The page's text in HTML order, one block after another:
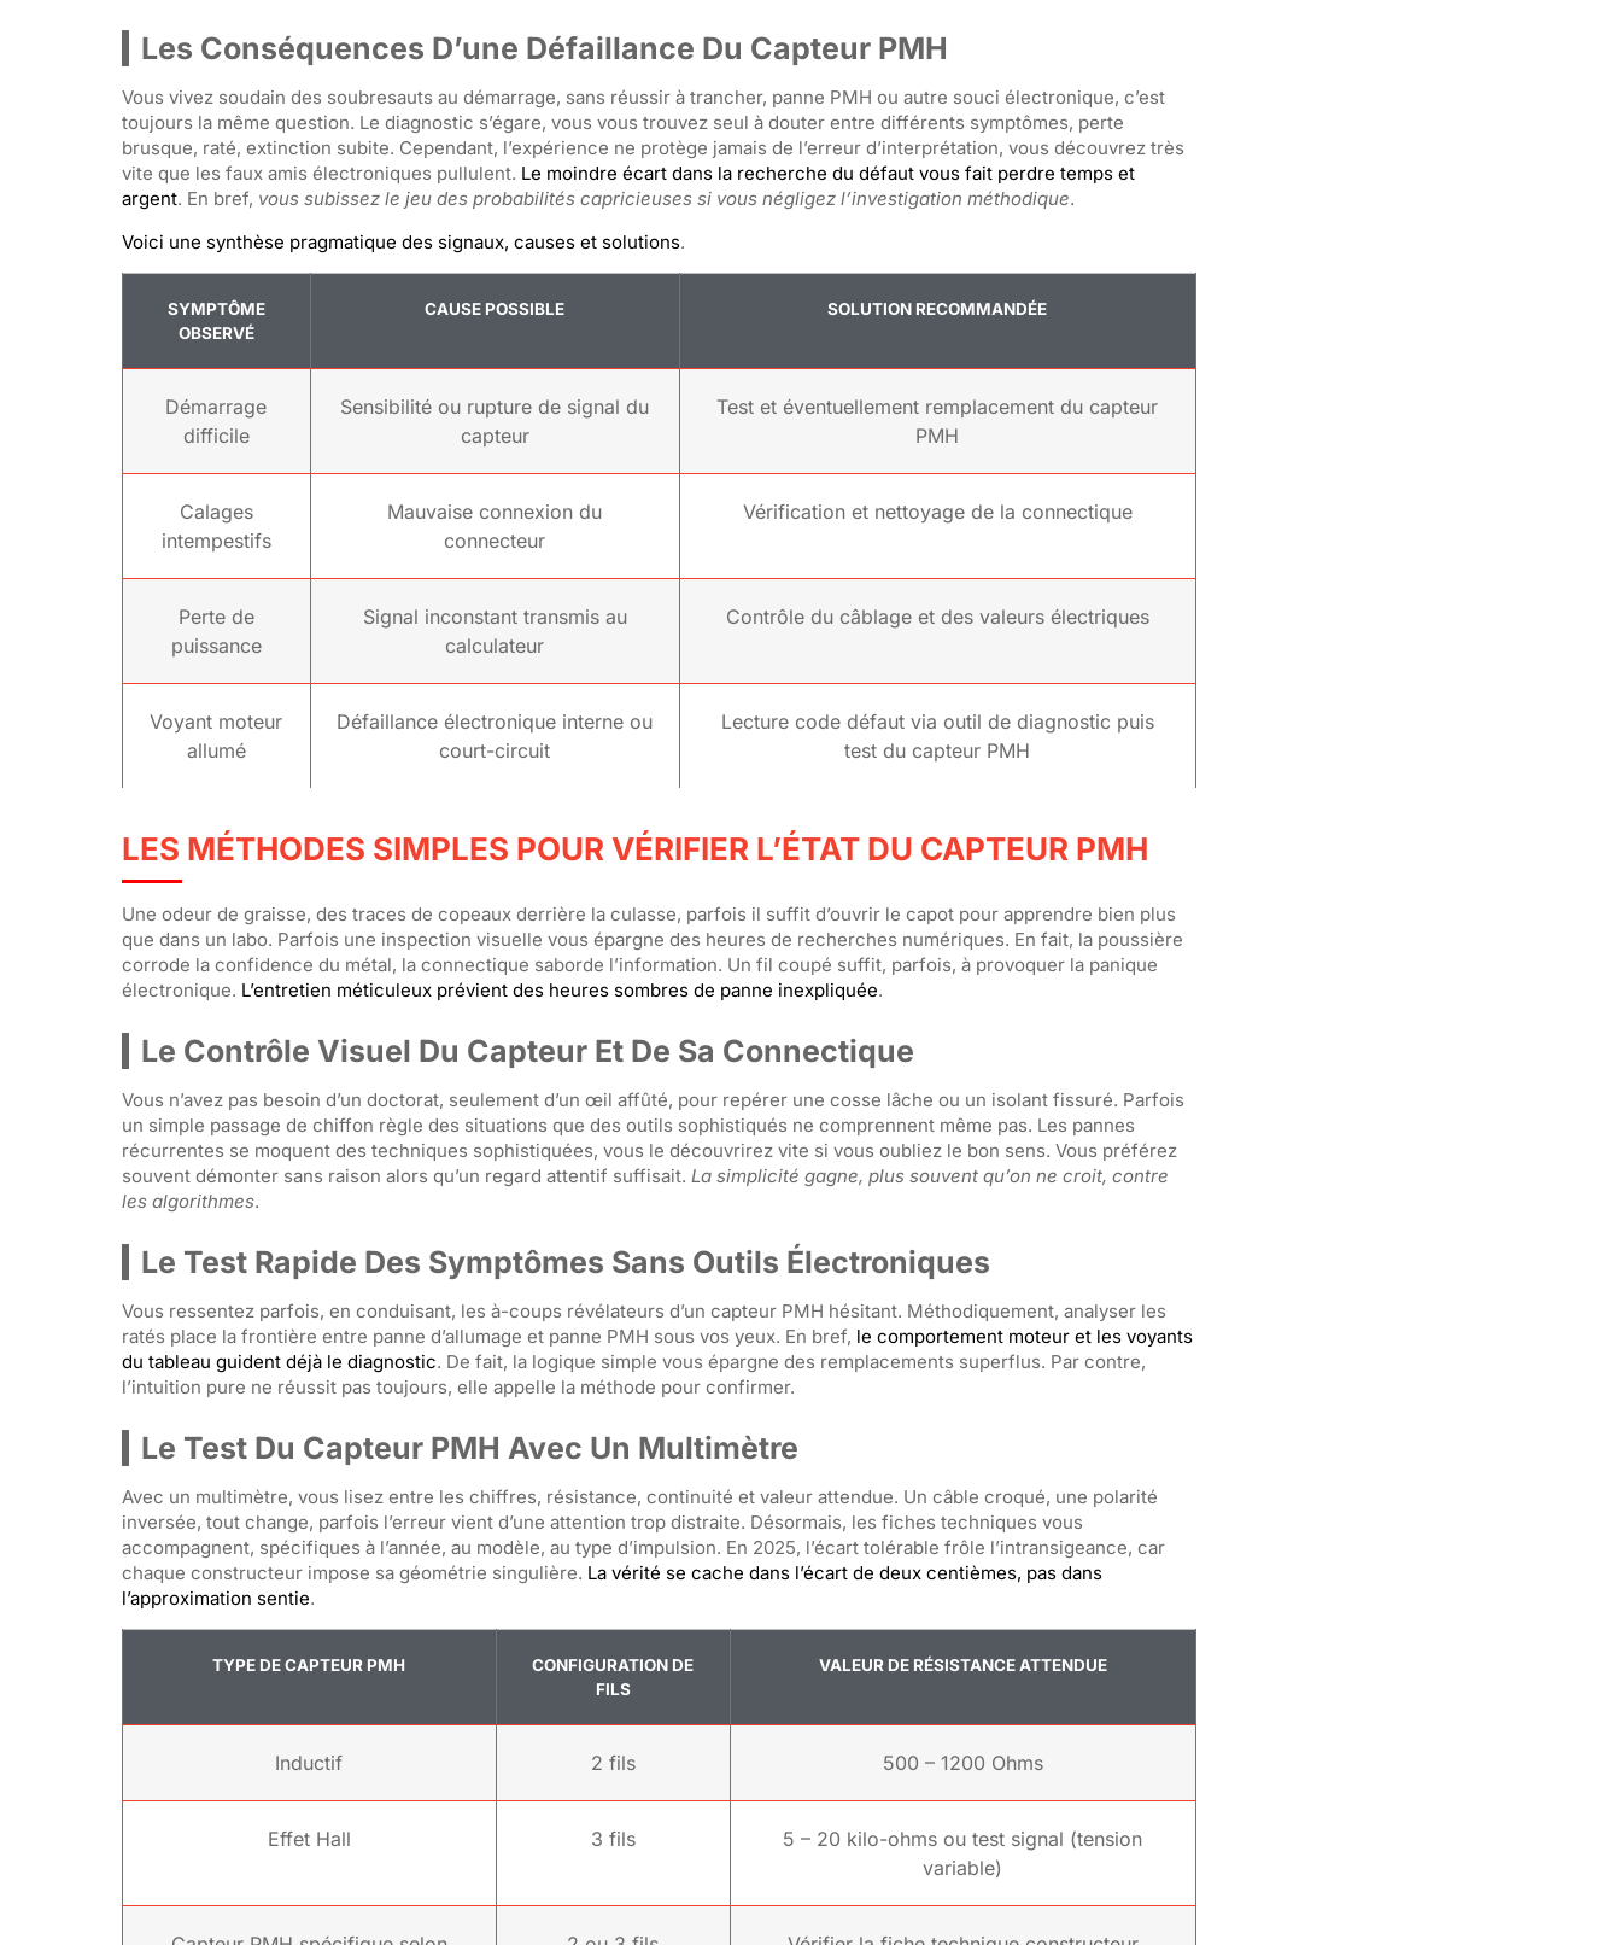
Les Conséquences D’une Défaillance Du Capteur PMH
Vous vivez soudain des soubresauts au démarrage, sans réussir à trancher, panne PMH ou autre souci électronique, c’est
toujours la même question. Le diagnostic s’égare, vous vous trouvez seul à douter entre différents symptômes, perte
brusque, raté, extinction subite. Cependant, l’expérience ne protège jamais de l’erreur d’interprétation, vous découvrez très
vite que les faux amis électroniques pullulent. Le moindre écart dans la recherche du défaut vous fait perdre temps et
argent. En bref, vous subissez le jeu des probabilités capricieuses si vous négligez l’investigation méthodique.
Voici une synthèse pragmatique des signaux, causes et solutions.
SYMPTÔME
OBSERVÉ
CAUSE POSSIBLE SOLUTION RECOMMANDÉE
Démarrage
difficile
Sensibilité ou rupture de signal du
capteur
Test et éventuellement remplacement du capteur
PMH
Calages
intempestifs
Mauvaise connexion du
connecteur
Vérification et nettoyage de la connectique
Perte de
puissance
Signal inconstant transmis au
calculateur
Contrôle du câblage et des valeurs électriques
Voyant moteur
allumé
Défaillance électronique interne ou
court-circuit
Lecture code défaut via outil de diagnostic puis
test du capteur PMH
LES MÉTHODES SIMPLES POUR VÉRIFIER L’ÉTAT DU CAPTEUR PMH
Une odeur de graisse, des traces de copeaux derrière la culasse, parfois il suffit d’ouvrir le capot pour apprendre bien plus
que dans un labo. Parfois une inspection visuelle vous épargne des heures de recherches numériques. En fait, la poussière
corrode la confidence du métal, la connectique saborde l’information. Un fil coupé suffit, parfois, à provoquer la panique
électronique. L’entretien méticuleux prévient des heures sombres de panne inexpliquée.
Le Contrôle Visuel Du Capteur Et De Sa Connectique
Vous n’avez pas besoin d’un doctorat, seulement d’un œil affûté, pour repérer une cosse lâche ou un isolant fissuré. Parfois
un simple passage de chiffon règle des situations que des outils sophistiqués ne comprennent même pas. Les pannes
récurrentes se moquent des techniques sophistiquées, vous le découvrirez vite si vous oubliez le bon sens. Vous préférez
souvent démonter sans raison alors qu’un regard attentif suffisait. La simplicité gagne, plus souvent qu’on ne croit, contre
les algorithmes.
Le Test Rapide Des Symptômes Sans Outils Électroniques
Vous ressentez parfois, en conduisant, les à-coups révélateurs d’un capteur PMH hésitant. Méthodiquement, analyser les
ratés place la frontière entre panne d’allumage et panne PMH sous vos yeux. En bref, le comportement moteur et les voyants
du tableau guident déjà le diagnostic. De fait, la logique simple vous épargne des remplacements superflus. Par contre,
l’intuition pure ne réussit pas toujours, elle appelle la méthode pour confirmer.
Le Test Du Capteur PMH Avec Un Multimètre
Avec un multimètre, vous lisez entre les chiffres, résistance, continuité et valeur attendue. Un câble croqué, une polarité
inversée, tout change, parfois l’erreur vient d’une attention trop distraite. Désormais, les fiches techniques vous
accompagnent, spécifiques à l’année, au modèle, au type d’impulsion. En 2025, l’écart tolérable frôle l’intransigeance, car
chaque constructeur impose sa géométrie singulière. La vérité se cache dans l’écart de deux centièmes, pas dans
l’approximation sentie.
TYPE DE CAPTEUR PMH
CONFIGURATION DE
FILS
VALEUR DE RÉSISTANCE ATTENDUE
Inductif 2 fils 500 – 1200 Ohms
Effet Hall 3 fils
5 – 20 kilo-ohms ou test signal (tension
variable)